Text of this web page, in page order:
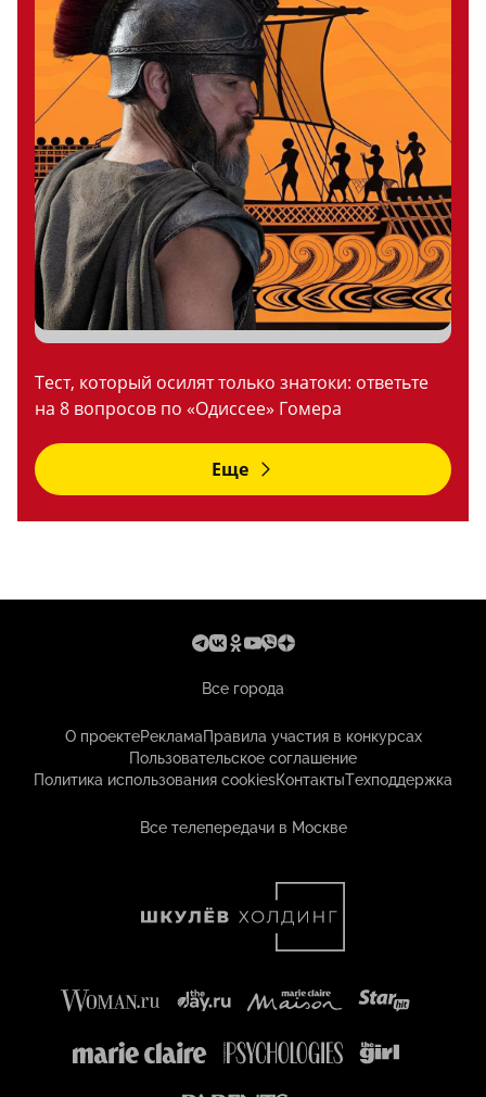
Тест, который осилят только знатоки: ответьте
на 8 вопросов по «Одиссее» Гомера
Еще
Все города
О проектеРекламаПравила участия в конкурсах
Пользовательское соглашение
Политика использования cookiesКонтактыТехподдержка
Все телепередачи в Москве